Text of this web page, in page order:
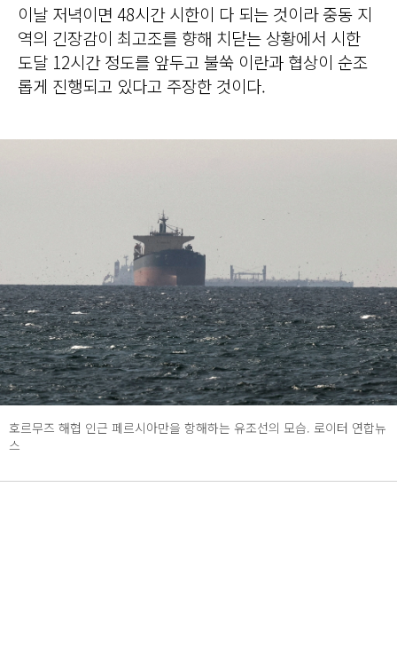
이날 저녁이면 48시간 시한이 다 되는 것이라 중동 지
역의 긴장감이 최고조를 향해 치닫는 상황에서 시한
도달 12시간 정도를 앞두고 불쑥 이란과 협상이 순조
롭게 진행되고 있다고 주장한 것이다.
호르무즈 해협 인근 페르시아만을 항해하는 유조선의 모습. 로이터 연합뉴
스